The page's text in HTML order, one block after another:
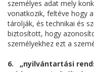
személyes adat mely
vonatkozik, feltéve hogy
tárolják, és technikai és
biztosított, hogy
személyekhez ezt a
6. „nyilvántartási